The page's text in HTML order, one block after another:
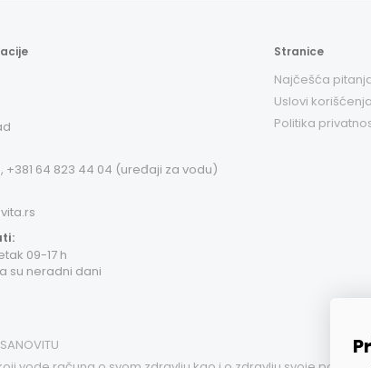
+381 64 823 44 04 (uređaji za vodu)
09-17 h
su neradni dani
Stranice
Najčešća
Uslovi korišćenja
Politika